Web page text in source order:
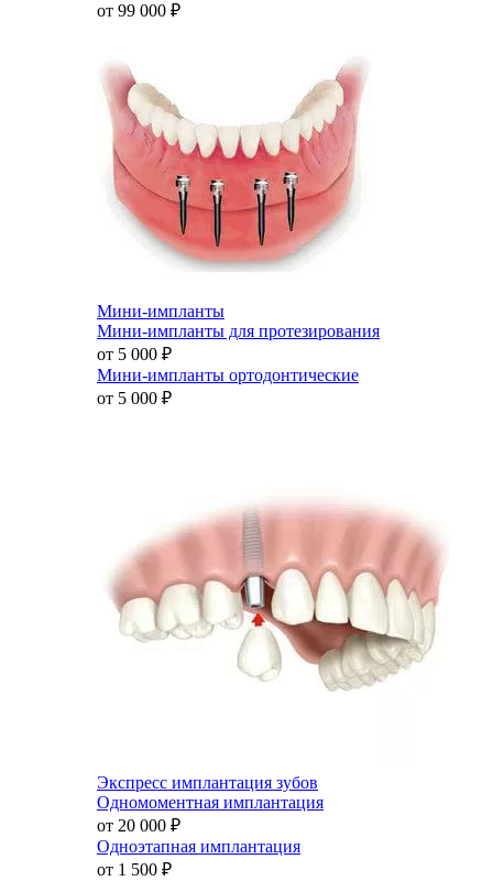
от 99 000 ₽
Мини-импланты
Мини-импланты для протезирования
от 5 000 ₽
Мини-импланты ортодонтические
от 5 000 ₽
Экспресс имплантация зубов
Одномоментная имплантация
от 20 000 ₽
Одноэтапная имплантация
от 1 500 ₽